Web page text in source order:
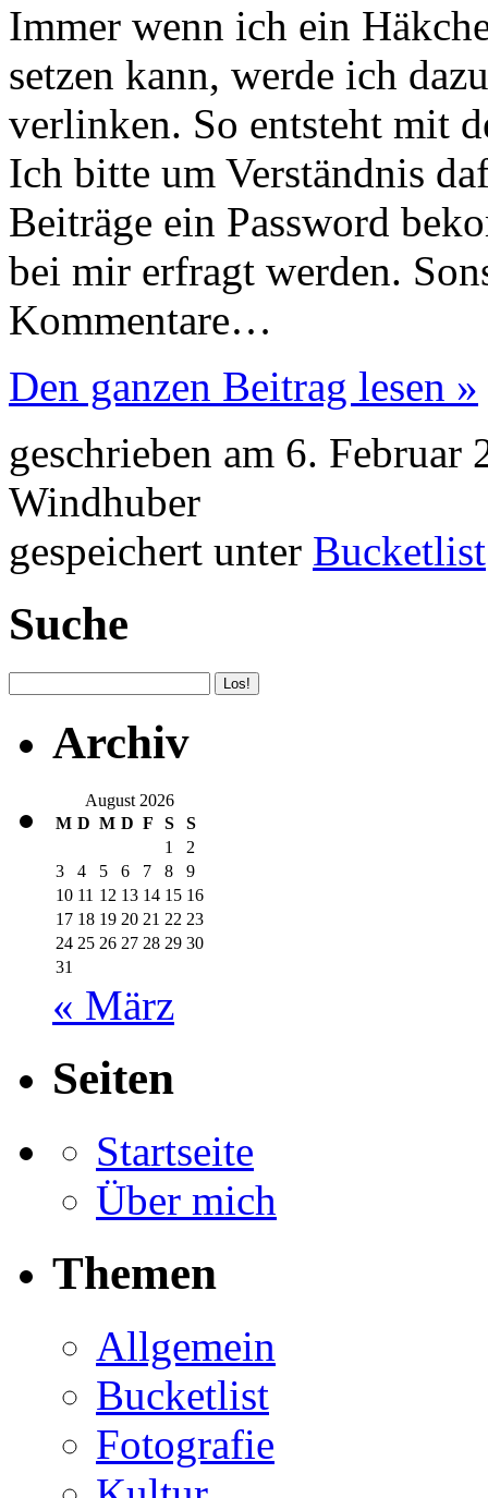
Immer wenn ich ein
setzen kann, werde ich
verlinken. So entsteht mit
Ich bitte um Verständnis
Beiträge ein Password
bei mir erfragt werden.
Kommentare…
Den ganzen Beitrag lesen »
geschrieben am 6.
Windhuber
gespeichert unter Bucketlist
Suche
Archiv
August 2026
M D M D F S
S
1
2
3
4 5 6 7 8
9
10 11 12 13 14 15 16
17 18 19 20 21 22 23
24 25 26 27 28 29 30
31
« März
Seiten
Startseite
Über mich
Themen
Allgemein
Bucketlist
Fotografie